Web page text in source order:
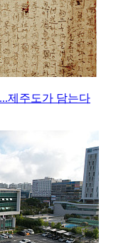
제주도가 담는다